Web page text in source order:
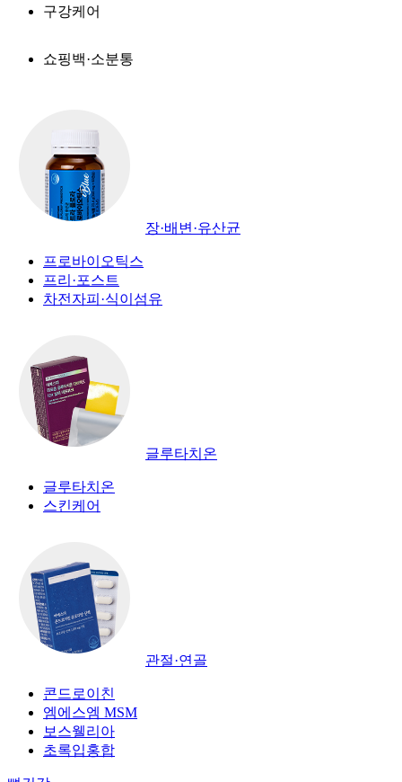
구강케어
쇼핑백·소분통
장·배변·유산균
프로바이오틱스
프리·포스트
차전자피·식이섬유
글루타치온
글루타치온
스킨케어
관절·연골
콘드로이친
엠에스엠 MSM
보스웰리아
초록입홍합